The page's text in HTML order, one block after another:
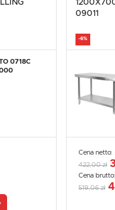
0718C
09011
-6%
Cena netto:
422,00 zł
Cena brutto:
519,06 zł